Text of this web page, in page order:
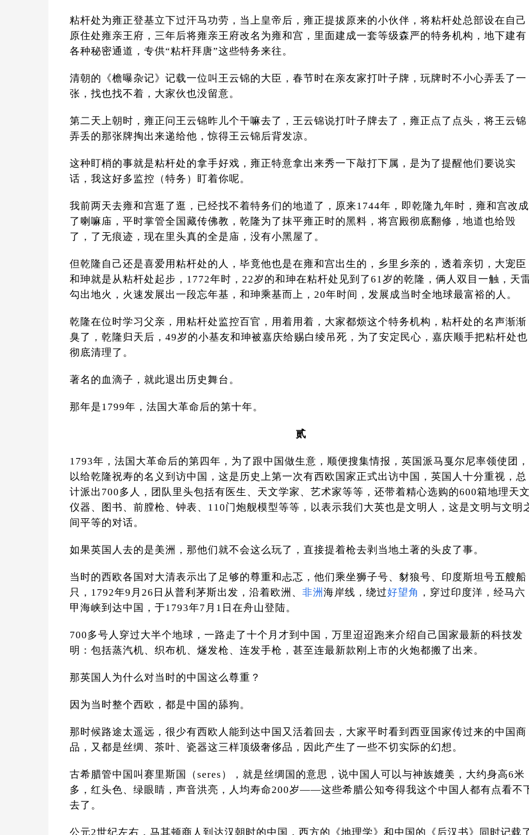
粘杆处为雍正登基立下过汗马功劳，当上皇帝后，雍正提拔原来的小伙伴，将粘杆处总部设在自己
原住处雍亲王府，三年后将雍亲王府改名为雍和宫，里面建成一套等级森严的特务机构，地下建有
各种秘密通道，专供“粘杆拜唐”这些特务来往。
清朝的《檐曝杂记》记载一位叫王云锦的大臣，春节时在亲友家打叶子牌，玩牌时不小心弄丢了一
张，找也找不着，大家伙也没留意。
第二天上朝时，雍正问王云锦昨儿个干嘛去了，王云锦说打叶子牌去了，雍正点了点头，将王云锦
弄丢的那张牌掏出来递给他，惊得王云锦后背发凉。
这种盯梢的事就是粘杆处的拿手好戏，雍正特意拿出来秀一下敲打下属，是为了提醒他们要说实
话，我这好多监控（特务）盯着你呢。
我前两天去雍和宫逛了逛，已经找不着特务们的地道了，原来1744年，即乾隆九年时，雍和宫改成
了喇嘛庙，平时掌管全国藏传佛教，乾隆为了抹平雍正时的黑料，将宫殿彻底翻修，地道也给毁
了，了无痕迹，现在里头真的全是庙，没有小黑屋了。
但乾隆自己还是喜爱用粘杆处的人，毕竟他也是在雍和宫出生的，乡里乡亲的，透着亲切，大宠臣
和珅就是从粘杆处起步，1772年时，22岁的和珅在粘杆处见到了61岁的乾隆，俩人双目一触，天
勾出地火，火速发展出一段忘年基，和珅乘基而上，20年时间，发展成当时全地球最富裕的人。
乾隆在位时学习父亲，用粘杆处监控百官，用着用着，大家都烦这个特务机构，粘杆处的名声渐渐
臭了，乾隆归天后，49岁的小基友和珅被嘉庆给赐白绫吊死，为了安定民心，嘉庆顺手把粘杆处也
彻底清理了。
著名的血滴子，就此退出历史舞台。
那年是1799年，法国大革命后的第十年。
贰
1793年，法国大革命后的第四年，为了跟中国做生意，顺便搜集情报，英国派马戛尔尼率领使团，
以给乾隆祝寿的名义到访中国，这是历史上第一次有西欧国家正式出访中国，英国人十分重视，总
计派出700多人，团队里头包括有医生、天文学家、艺术家等等，还带着精心选购的600箱地理天
仪器、图书、前膛枪、钟表、110门炮舰模型等等，以表示我们大英也是文明人，这是文明与文明
间平等的对话。
如果英国人去的是美洲，那他们就不会这么玩了，直接提着枪去剥当地土著的头皮了事。
当时的西欧各国对大清表示出了足够的尊重和忐忑，他们乘坐狮子号、豺狼号、印度斯坦号五艘船
只，1792年9月26日从普利茅斯出发，沿着欧洲、 非洲 海岸线，绕过好望角 ，穿过印度洋，经马六
甲海峡到达中国，于1793年7月1日在舟山登陆。
700多号人穿过大半个地球，一路走了十个月才到中国，万里迢迢跑来介绍自己国家最新的科技发
明：包括蒸汽机、织布机、燧发枪、连发手枪，甚至连最新款刚上市的火炮都搬了出来。
那英国人为什么对当时的中国这么尊重？
因为当时整个西欧，都是中国的舔狗。
那时候路途太遥远，很少有西欧人能到达中国又活着回去，大家平时看到西亚国家传过来的中国商
品，又都是丝绸、茶叶、瓷器这三样顶级奢侈品，因此产生了一些不切实际的幻想。
古希腊管中国叫赛里斯国（seres），就是丝绸国的意思，说中国人可以与神族媲美，大约身高6米
多，红头色、绿眼睛，声音洪亮，人均寿命200岁——这些希腊公知夸得我这个中国人都有点看不
去了。
公元2世纪左右，马其顿商人到达汉朝时的中国，西方的《地理学》和中国的《后汉书》同时记载